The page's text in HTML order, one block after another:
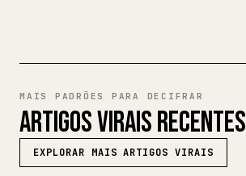
MAIS PADRÕES PARA DECIFRAR
ARTIGOS VIRAIS RECENTES
EXPLORAR MAIS ARTIGOS VIRAIS